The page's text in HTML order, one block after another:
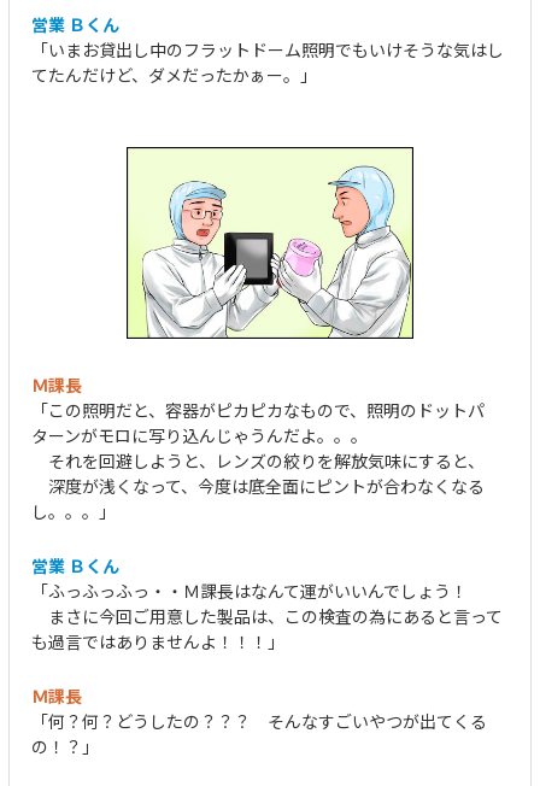
営業 Ｂくん
「いまお貸出し中のフラットドーム照明でもいけそうな気はし
てたんだけど、ダメだったかぁー。」
Ｍ課長
「この照明だと、容器がピカピカなもので、照明のドットパ
ターンがモロに写り込んじゃうんだよ。。。
それを回避しようと、レンズの絞りを解放気味にすると、
深度が浅くなって、今度は底全面にピントが合わなくなる
し。。。」
営業 Ｂくん
「ふっふっふっ・・Ｍ課長はなんて運がいいんでしょう！
まさに今回ご用意した製品は、この検査の為にあると言って
も過言ではありませんよ！！！」
Ｍ課長
「何？何？どうしたの？？？ そんなすごいやつが出てくる
の！？」